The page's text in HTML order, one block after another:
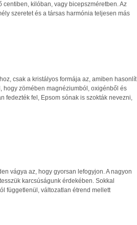
kilóban, vagy bicepszméretben. Az
szeretet és a társas harmónia teljesen más
csak a kristályos formája az, amiben hasonlít
hogy zömében magnéziumból, oxigénből és
fel, Epsom sónak is szokták nevezni,
vágya az, hogy gyorsan lefogyjon. A nagyon
karcsúságunk érdekében. Sokkal
függetlenül, változatlan étrend mellett